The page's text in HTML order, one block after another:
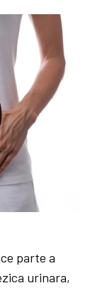
parte a
urinara,